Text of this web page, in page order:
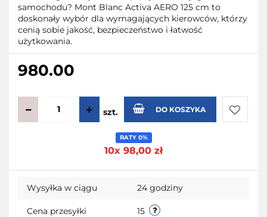
samochodu? Mont Blanc Activa AERO 125 cm to
doskonały wybór dla wymagających kierowców, którzy
cenią sobie jakość, bezpieczeństwo i łatwość
użytkowania.
980.00
szt. DO KOSZYKA
RATY 0%
10x 98,00 zł
Wysyłka w ciągu 24 godziny
Cena przesyłki 15